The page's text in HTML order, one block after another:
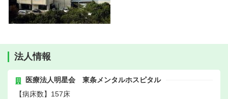
法人情報
医療法人明星会 東条メンタルホスピタル
【病床数】157床